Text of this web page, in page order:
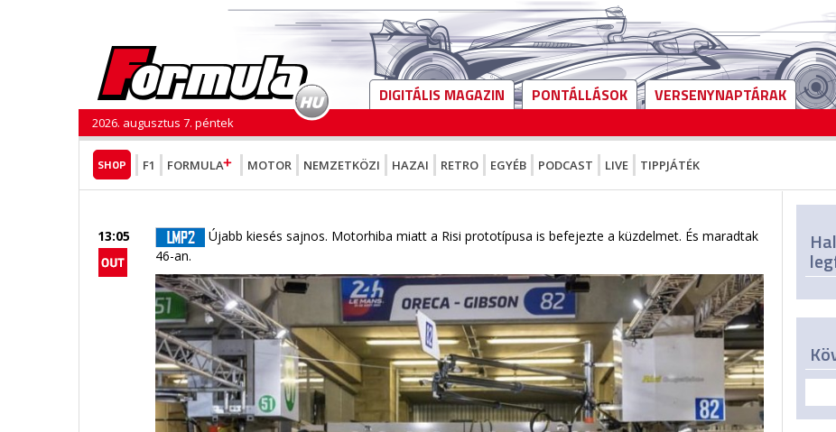
DIGITÁLIS MAGAZIN PONTÁLLÁSOK VERSENYNAPTÁRAK
2026. augusztus 7. péntek
SHOP F1 FORMULA MOTOR NEMZETKÖZI HAZAI RETRO EGYÉB PODCAST LIVE TIPPJÁTÉK
13:05
Újabb kiesés sajnos. Motorhiba miatt a Risi prototípusa is befejezte a küzdelmet. És maradtak
46-an.